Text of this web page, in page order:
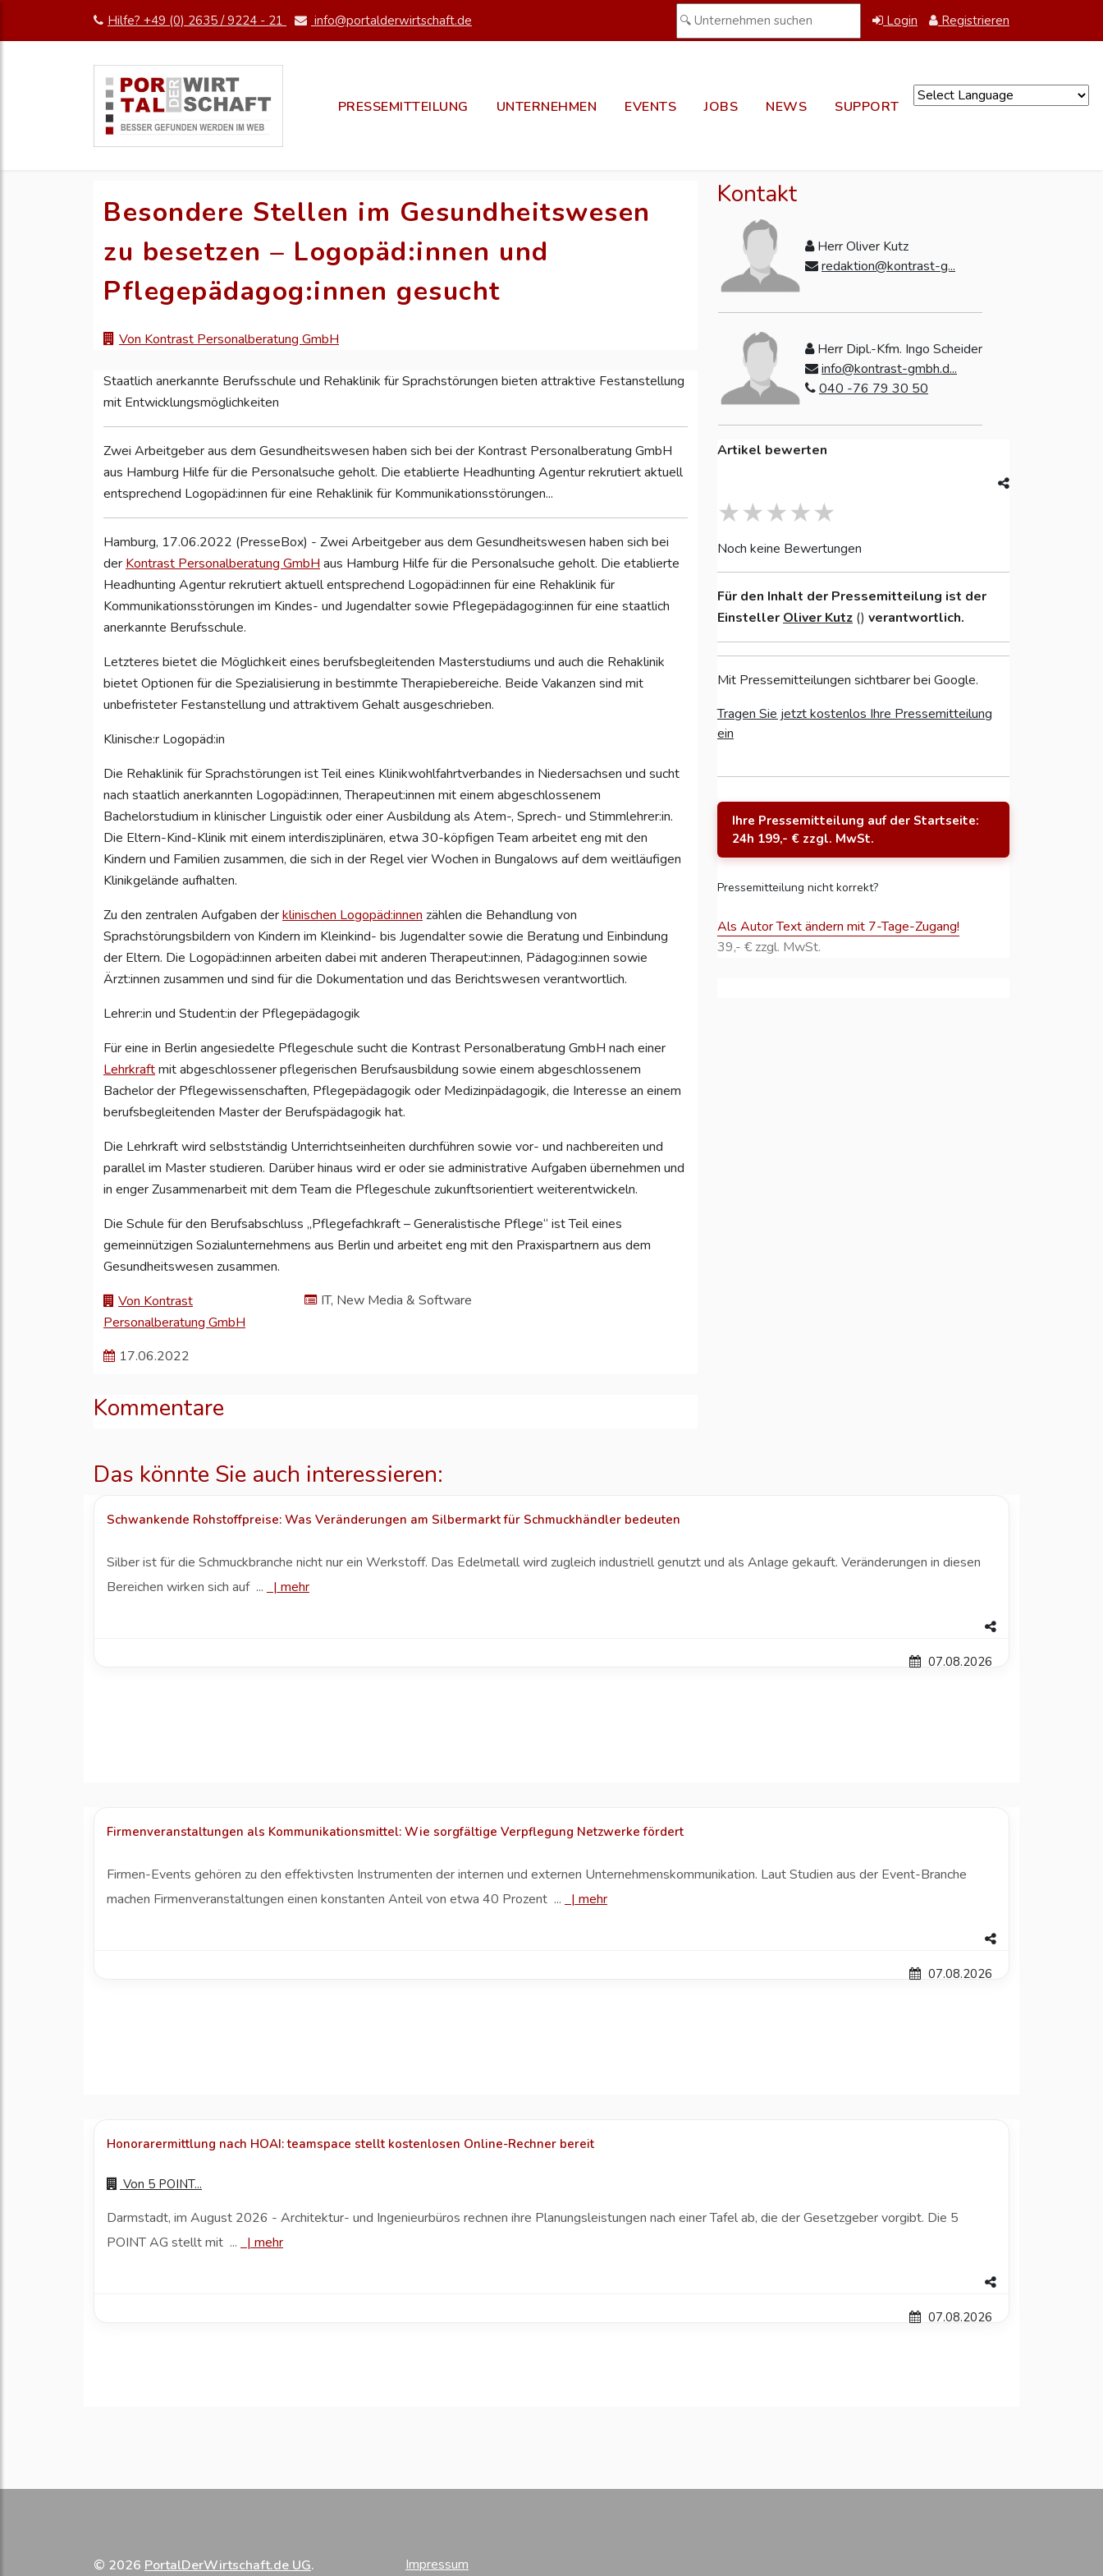
Hilfe? +49 (0) 2635 / 9224 - 21 info@portalderwirtschaft.de Login Registrieren
PRESSEMITTEILUNG UNTERNEHMEN EVENTS JOBS NEWS SUPPORT
Besondere Stellen im Gesundheitswesen
zu besetzen – Logopäd:innen und
Pflegepädagog:innen gesucht
Von Kontrast Personalberatung GmbH
Staatlich anerkannte Berufsschule und Rehaklinik für Sprachstörungen bieten attraktive Festanstellung
mit Entwicklungsmöglichkeiten
Zwei Arbeitgeber aus dem Gesundheitswesen haben sich bei der Kontrast Personalberatung GmbH
aus Hamburg Hilfe für die Personalsuche geholt. Die etablierte Headhunting Agentur rekrutiert aktuell
entsprechend Logopäd:innen für eine Rehaklinik für Kommunikationsstörungen...
Hamburg, 17.06.2022 (PresseBox) - Zwei Arbeitgeber aus dem Gesundheitswesen haben sich bei
derKontrast Personalberatung GmbHaus Hamburg Hilfe für die Personalsuche geholt. Die etablierte
Headhunting Agentur rekrutiert aktuell entsprechend Logopäd:innen für eine Rehaklinik für
Kommunikationsstörungen im Kindes- und Jugendalter sowie Pflegepädagog:innen für eine staatlich
anerkannte Berufsschule.
Letzteres bietet die Möglichkeit eines berufsbegleitenden Masterstudiums und auch die Rehaklinik
bietet Optionen für die Spezialisierung in bestimmte Therapiebereiche. Beide Vakanzen sind mit
unbefristeter Festanstellung und attraktivem Gehalt ausgeschrieben.
Klinische:r Logopäd:in
Die Rehaklinik für Sprachstörungen ist Teil eines Klinikwohlfahrtverbandes in Niedersachsen und sucht
nach staatlich anerkannten Logopäd:innen, Therapeut:innen mit einem abgeschlossenem
Bachelorstudium in klinischer Linguistik oder einer Ausbildung als Atem-, Sprech- und Stimmlehrer:in.
Die Eltern-Kind-Klinik mit einem interdisziplinären, etwa 30-köpfigen Team arbeitet eng mit den
Kindern und Familien zusammen, die sich in der Regel vier Wochen in Bungalows auf dem weitläufigen
Klinikgelände aufhalten.
Zu den zentralen Aufgaben derklinischen Logopäd:innenzählen die Behandlung von
Sprachstörungsbildern von Kindern im Kleinkind- bis Jugendalter sowie die Beratung und Einbindung
der Eltern. Die Logopäd:innen arbeiten dabei mit anderen Therapeut:innen, Pädagog:innen sowie
Ärzt:innen zusammen und sind für die Dokumentation und das Berichtswesen verantwortlich.
Lehrer:in und Student:in der Pflegepädagogik
Für eine in Berlin angesiedelte Pflegeschule sucht die Kontrast Personalberatung GmbH nach einer
Lehrkraftmit abgeschlossener pflegerischen Berufsausbildung sowie einem abgeschlossenem
Bachelor der Pflegewissenschaften, Pflegepädagogik oder Medizinpädagogik, die Interesse an einem
berufsbegleitenden Master der Berufspädagogik hat.
Die Lehrkraft wird selbstständig Unterrichtseinheiten durchführen sowie vor- und nachbereiten und
parallel im Master studieren. Darüber hinaus wird er oder sie administrative Aufgaben übernehmen und
in enger Zusammenarbeit mit dem Team die Pflegeschule zukunftsorientiert weiterentwickeln.
Die Schule für den Berufsabschluss „Pflegefachkraft – Generalistische Pflege“ ist Teil eines
gemeinnützigen Sozialunternehmens aus Berlin und arbeitet eng mit den Praxispartnern aus dem
Gesundheitswesen zusammen.
Von Kontrast
Personalberatung GmbH
IT, New Media & Software
17.06.2022
Kommentare
Kontakt
Herr Oliver Kutz
redaktion@kontrast-g...
Herr Dipl.-Kfm. Ingo Scheider
info@kontrast-gmbh.d...
040 -76 79 30 50
Artikel bewerten
Noch keine Bewertungen
Für den Inhalt der Pressemitteilung ist der
Einsteller Oliver Kutz () verantwortlich.
Mit Pressemitteilungen sichtbarer bei Google.
Tragen Sie jetzt kostenlos Ihre Pressemitteilung
ein
Ihre Pressemitteilung auf der Startseite:
24h 199,- € zzgl. MwSt.
Pressemitteilung nicht korrekt?
Als Autor Text ändern mit 7-Tage-Zugang!
39,- € zzgl. MwSt.
Das könnte Sie auch interessieren:
Schwankende Rohstoffpreise: Was Veränderungen am Silbermarkt für Schmuckhändler bedeuten
Silber ist für die Schmuckbranche nicht nur ein Werkstoff. Das Edelmetall wird zugleich industriell genutzt und als Anlage gekauft. Veränderungen in diesen
Bereichen wirken sich auf ... |mehr
07.08.2026
Firmenveranstaltungen als Kommunikationsmittel: Wie sorgfältige Verpflegung Netzwerke fördert
Firmen-Events gehören zu den effektivsten Instrumenten der internen und externen Unternehmenskommunikation. Laut Studien aus der Event-Branche
machen Firmenveranstaltungen einen konstanten Anteil von etwa 40 Prozent ... |mehr
07.08.2026
Honorarermittlung nach HOAI: teamspace stellt kostenlosen Online-Rechner bereit
Von 5 POINT...
Darmstadt, im August 2026 - Architektur- und Ingenieurbüros rechnen ihre Planungsleistungen nach einer Tafel ab, die der Gesetzgeber vorgibt. Die 5
POINT AG stellt mit ... |mehr
07.08.2026
© 2026 PortalDerWirtschaft.de UG. Impressum